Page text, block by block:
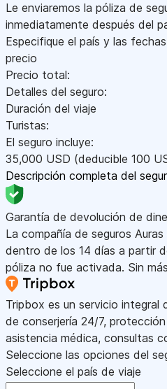
Le enviaremos la póliza de
inmediatamente después del
Especifique el país y las
precio
Precio total:
Detalles del seguro:
Duración del viaje
Turistas:
El seguro incluye:
35,000 USD (deducible 100
Descripción completa del
Garantía de devolución de
La compañía de seguros
dentro de los 14 días a partir
póliza no fue activada. Sin
Tripbox es un servicio integral
de conserjería 24/7,
asistencia médica, consultas
Seleccione las opciones del
Seleccione el país de viaje